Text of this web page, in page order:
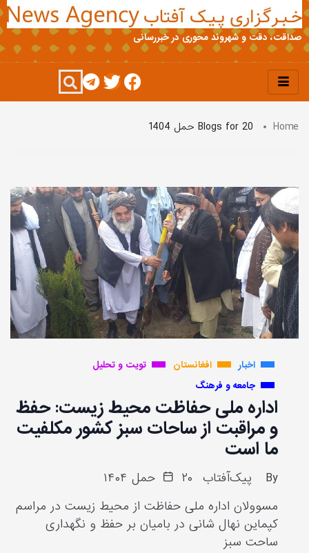
صداقت، دقت و شهروند محوری در خبررسانی
Home Blogs for 20 حمل 1404
اخبار افغانستان
تویت و تحلیل
جامعه و فرهنگ
اداره ملی حفاظت محیط زیست: حفظ
و مراقبت از ساحات سبز کشور مکلفیت
ما است
By پیک‌آفتاب
۲۰ حمل ۱۴۰۴
مسوولان اداره ملی حفاظت از محیط زیست در مراسم
کپماین نهال شانی در بامیان بر حفظ و نگهداری
ساحت سبز